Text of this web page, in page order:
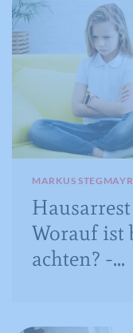
MARKUS STEGMAYR
Worauf ist
achten? -...